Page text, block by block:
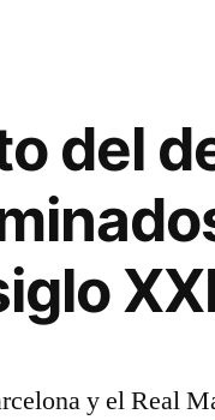
del
y el Real